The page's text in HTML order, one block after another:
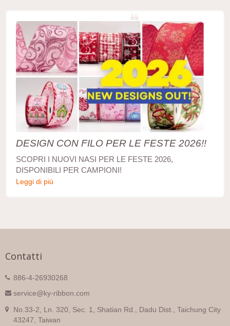
DESIGN CON FILO PER LE FESTE 2026!!
SCOPRI I NUOVI NASI PER LE FESTE 2026,
DISPONIBILI PER CAMPIONI!
Leggi di più
Contatti
886-4-26930268
service@ky-ribbon.com
No.33-2, Ln. 320, Sec. 1, Shatian Rd., Dadu Dist., Taichung City
43247, Taiwan